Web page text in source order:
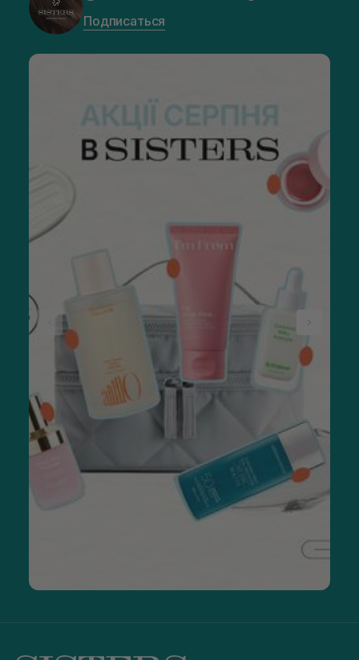
Подписаться